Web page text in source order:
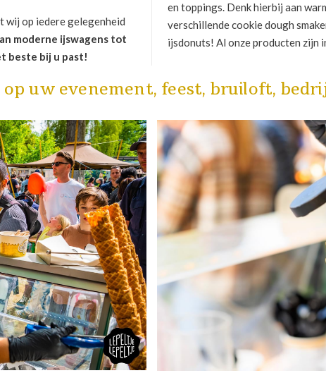
wij op iedere gelegenheid
moderne ijswagens tot
beste bij u past!
en toppings. Denk hierbij aan
verschillende cookie dough
ijsdonuts! Al onze producten zijn
uw evenement, feest, bruiloft,